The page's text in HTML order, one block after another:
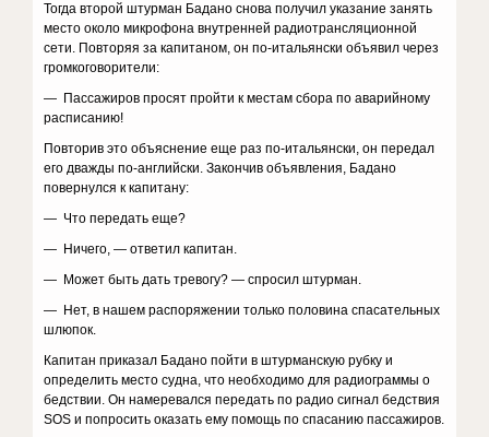
Тогда второй штурман Бадано снова получил указание занять
место около микрофона внутренней радиотрансляционной
сети. Повторяя за капитаном, он по-итальянски объявил через
громкоговорители:
— Пассажиров просят пройти к местам сбора по аварийному
расписанию!
Повторив это объяснение еще раз по-итальянски, он передал
его дважды по-английски. Закончив объявления, Бадано
повернулся к капитану:
— Что передать еще?
— Ничего, — ответил капитан.
— Может быть дать тревогу? — спросил штурман.
— Нет, в нашем распоряжении только половина спасательных
шлюпок.
Капитан приказал Бадано пойти в штурманскую рубку и
определить место судна, что необходимо для радиограммы о
бедствии. Он намеревался передать по радио сигнал бедствия
SOS и попросить оказать ему помощь по спасанию пассажиров.